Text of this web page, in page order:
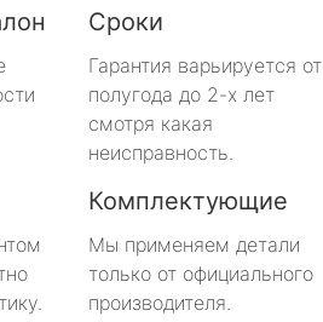
Сроки
Гарантия варьируется от
полугода до 2-х лет
смотря какая
неисправность.
Комплектующие
Мы применяем детали
только от официального
производителя.